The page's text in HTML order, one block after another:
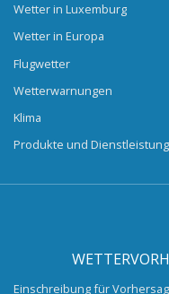
Wetter in Luxemburg
Wetter in Europa
Flugwetter
Wetterwarnungen
Klima
Produkte und
Einschreibung für